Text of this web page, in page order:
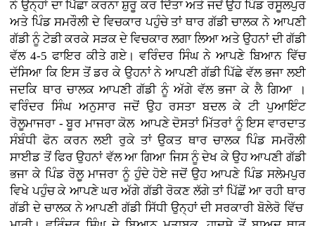
ਨੇ ਉਨ੍ਹਾਂ ਦਾ ਪਿੱਛਾ ਕਰਨਾ ਸ਼ੁਰੂ ਕਰ ਦਿੱਤਾ ਅਤੇ ਜਦੋਂ ਉਹ ਪਿੰਡ ਰਸੂਲਪੁਰ
ਅਤੇ ਪਿੰਡ ਸਮਰੌਲੀ ਦੇ ਵਿਚਕਾਰ ਪਹੁੰਚੇ ਤਾਂ ਥਾਰ ਗੱਡੀ ਚਾਲਕ ਨੇ ਆਪਣੀ
ਗੱਡੀ ਨੂੰ ਟੇਡੀ ਕਰਕੇ ਸੜਕ ਦੇ ਵਿਚਕਾਰ ਲਗਾ ਲਿਆ ਅਤੇ ਉਹਨਾਂ ਦੀ ਗੱਡੀ
ਵੱਲ 4-5 ਫਾਇਰ ਕੀਤੇ ਗਏ। ਵਰਿੰਦਰ ਸਿੰਘ ਨੇ ਆਪਣੇ ਬਿਆਨ ਵਿੱਚ
ਦੱਸਿਆ ਕਿ ਇਸ ਤੋਂ ਡਰ ਕੇ ਉਹਨਾਂ ਨੇ ਆਪਣੀ ਗੱਡੀ ਪਿੱਛੇ ਵੱਲ ਭਜਾ ਲਈ
ਜਦਕਿ ਥਾਰ ਚਾਲਕ ਆਪਣੀ ਗੱਡੀ ਨੂੰ ਅੱਗੇ ਵੱਲ ਭਜਾ ਕੇ ਲੈ ਗਿਆ ।
ਵਰਿੰਦਰ ਸਿੰਘ ਅਨੁਸਾਰ ਜਦੋਂ ਉਹ ਰਸਤਾ ਬਦਲ ਕੇ ਟੀ ਪੁਆਇੰਟ
ਰੋਲੂਮਾਜਰਾ - ਬੂਰ ਮਾਜਰਾ ਕੋਲ ਆਪਣੇ ਦੋਸਤਾਂ ਮਿੱਤਰਾਂ ਨੂੰ ਇਸ ਵਾਰਦਾਤ
ਸੰਬੰਧੀ ਫੋਨ ਕਰਨ ਲਈ ਰੁਕੇ ਤਾਂ ਉਕਤ ਥਾਰ ਚਾਲਕ ਪਿੰਡ ਸਮਰੌਲੀ
ਸਾਈਡ ਤੋਂ ਫਿਰ ਉਹਨਾਂ ਵੱਲ ਆ ਗਿਆ ਜਿਸ ਨੂੰ ਦੇਖ ਕੇ ਉਹ ਆਪਣੀ ਗੱਡੀ
ਭਜਾ ਕੇ ਪਿੰਡ ਰੋਲੂ ਮਾਜਰਾ ਨੂੰ ਹੁੰਦੇ ਹੋਏ ਜਦੋਂ ਉਹ ਆਪਣੇ ਪਿੰਡ ਸਲੇਮਪੁਰ
ਵਿਖੇ ਪਹੁੰਚ ਕੇ ਆਪਣੇ ਘਰ ਅੱਗੇ ਗੱਡੀ ਰੋਕਣ ਲੱਗੇ ਤਾਂ ਪਿੱਛੋਂ ਆ ਰਹੀ ਥਾਰ
ਗੱਡੀ ਦੇ ਚਾਲਕ ਨੇ ਆਪਣੀ ਗੱਡੀ ਸਿੱਧੀ ਉਨ੍ਹਾਂ ਦੀ ਸਰਕਾਰੀ ਬੋਲੇਰੋ ਵਿੱਚ